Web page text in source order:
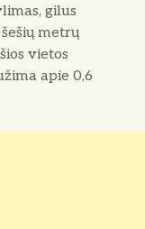
gilus
metrų
vietos
apie 0,6